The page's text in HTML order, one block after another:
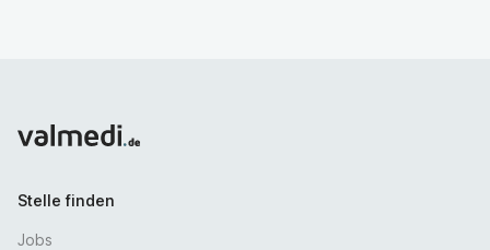
Stelle finden
Jobs